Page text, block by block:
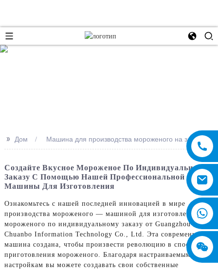
>> Дом Машина для производства мороженого на заказ
Создайте Вкусное Мороженое По Индивидуальному
Заказу С Помощью Нашей Профессиональной
Машины Для Изготовления
Ознакомьтесь с нашей последней инновацией в мире
производства мороженого — машиной для изготовления
мороженого по индивидуальному заказу от Guangzhou
Chuanbo Information Technology Co., Ltd. Эта современная
машина создана, чтобы произвести революцию в способе
приготовления мороженого. Благодаря настраиваемым
настройкам вы можете создавать свои собственные